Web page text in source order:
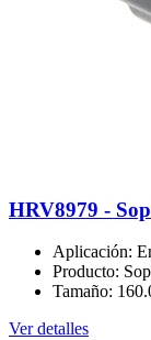
HRV8979 -
Aplicación:
Producto:
Tamaño:
Ver detalles